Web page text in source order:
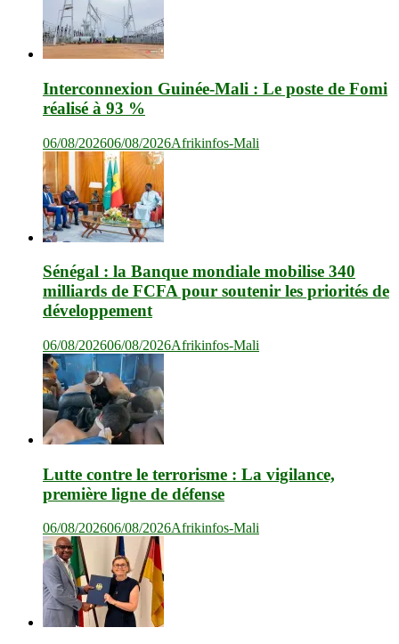
Interconnexion Guinée-Mali : Le poste de Fomi
réalisé à 93 %
06/08/202606/08/2026Afrikinfos-Mali
Sénégal : la Banque mondiale mobilise 340
milliards de FCFA pour soutenir les priorités de
développement
06/08/202606/08/2026Afrikinfos-Mali
Lutte contre le terrorisme : La vigilance,
première ligne de défense
06/08/202606/08/2026Afrikinfos-Mali